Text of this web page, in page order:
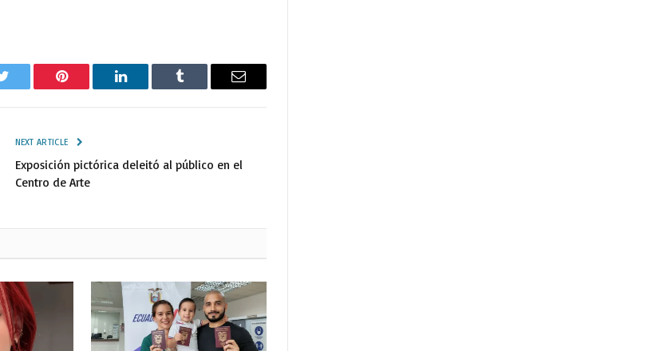
Twitter Pinterest LinkedIn Tumblr Email
NEXT ARTICLE
Exposición pictórica deleitó al público en el
Centro de Arte